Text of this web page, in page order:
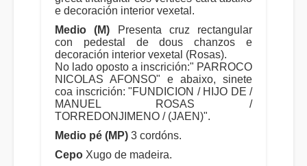
e decoración interior vexetal.
Medio (M) Presenta cruz rectangular
con pedestal de dous chanzos e
decoración interior vexetal (Rosas).
No lado oposto a inscrición:" PARROCO
NICOLAS AFONSO" e abaixo, sinete
coa inscrición: "FUNDICION / HIJO DE /
MANUEL ROSAS /
TORREDONJIMENO / (JAEN)".
Medio pé (MP) 3 cordóns.
Cepo Xugo de madeira.